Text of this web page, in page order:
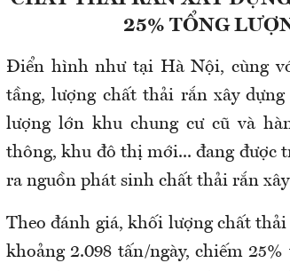
25% TỔNG
Điển hình như tại Hà Nội, cùng
tầng, lượng chất thải rắn xây
lượng lớn khu chung cư cũ và
thông, khu đô thị mới... đang được
ra nguồn phát sinh chất thải rắn
Theo đánh giá, khối lượng chất
khoảng 2.098 tấn/ngày, chiếm